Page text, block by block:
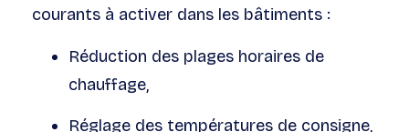
courants à activer dans les bâtiments :
Réduction des plages horaires de
chauffage,
Réglage des températures de consigne,